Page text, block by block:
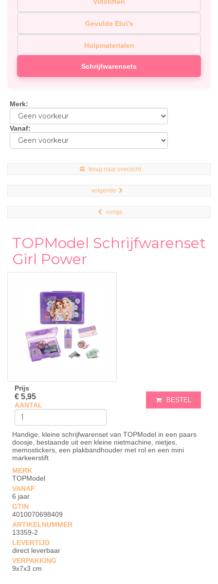
Gevulde Etui's
Hulpmaterialen
Schrijfwarensets
Merk:
Vanaf:
terug naar overzicht
volgende
vorige
TOPModel Schrijfwarenset
Girl Power
Prijs
€ 5,95
AANTAL
BESTEL
Handige, kleine schrijfwarenset van TOPModel in een paars
doosje, bestaande uit een kleine nietmachine, nietjes,
memostickers, een plakbandhouder met rol en een mini
markeerstift
MERK
TOPModel
VANAF
6 jaar
GTIN
4010070698409
ARTIKELNUMMER
13359-2
LEVERTIJD
direct leverbaar
VERPAKKING
9x7x3 cm